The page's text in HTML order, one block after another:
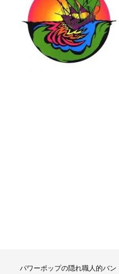
パワーポップの隠れ職人的バ